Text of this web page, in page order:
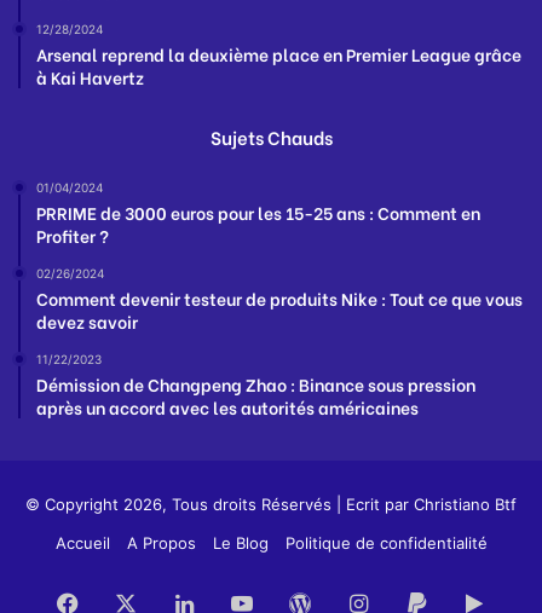
12/28/2024
Arsenal reprend la deuxième place en Premier League grâce
à Kai Havertz
Sujets Chauds
01/04/2024
PRRIME de 3000 euros pour les 15-25 ans : Comment en
Profiter ?
02/26/2024
Comment devenir testeur de produits Nike : Tout ce que vous
devez savoir
11/22/2023
Démission de Changpeng Zhao : Binance sous pression
après un accord avec les autorités américaines
© Copyright 2026, Tous droits Réservés | Ecrit par Christiano Btf
Accueil
A Propos Le Blog Politique de confidentialité
Facebook LinkedinYouTubeWordPress
Instagram
PayPal